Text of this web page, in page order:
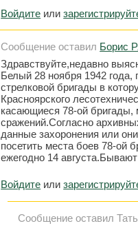
Войдите или
Сообщение оставил Борис
Здравствуйте,недавно
Белый 28 ноября 1942 года,
стрелковой бригады в
Красноярского
касающиеся 78-ой бригады,
сражений.Согласно
данные захоронения или
посетить места боев 78-ой
ежегодно 14
Войдите или
Сообщение оставил